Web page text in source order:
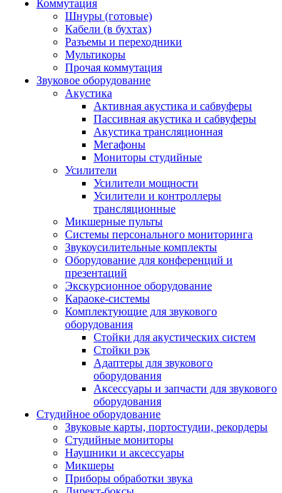
Коммутация
Шнуры (готовые)
Кабели (в бухтах)
Разъемы и переходники
Мультикоры
Прочая коммутация
Звуковое оборудование
Акустика
Активная акустика и сабвуферы
Пассивная акустика и сабвуферы
Акустика трансляционная
Мегафоны
Мониторы студийные
Усилители
Усилители мощности
Усилители и контроллеры
трансляционные
Микшерные пульты
Системы персонального мониторинга
Звукоусилительные комплекты
Оборудование для конференций и
презентаций
Экскурсионное оборудование
Караоке-системы
Комплектующие для звукового
оборудования
Стойки для акустических систем
Стойки рэк
Адаптеры для звукового
оборудования
Аксессуары и запчасти для звукового
оборудования
Студийное оборудование
Звуковые карты, портостудии, рекордеры
Студийные мониторы
Наушники и аксессуары
Микшеры
Приборы обработки звука